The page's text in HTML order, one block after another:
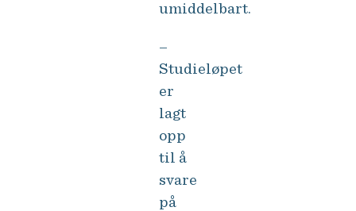
umiddelbart.
–
Studieløpet
er
lagt
opp
til å
svare
på